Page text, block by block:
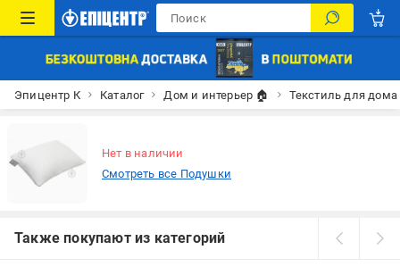
Эпицентр К Каталог Дом и интерьер 🏠 Текстиль для дома
Нет в наличии
Смотреть все Подушки
Также покупают из категорий